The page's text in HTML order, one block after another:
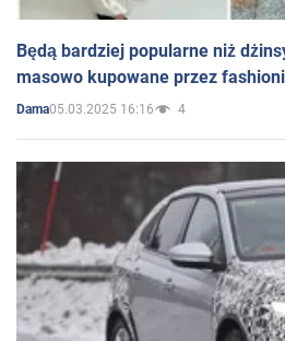
Będą bardziej popularne niż
masowo kupowane przez
Dama05.03.2025 16:16 4